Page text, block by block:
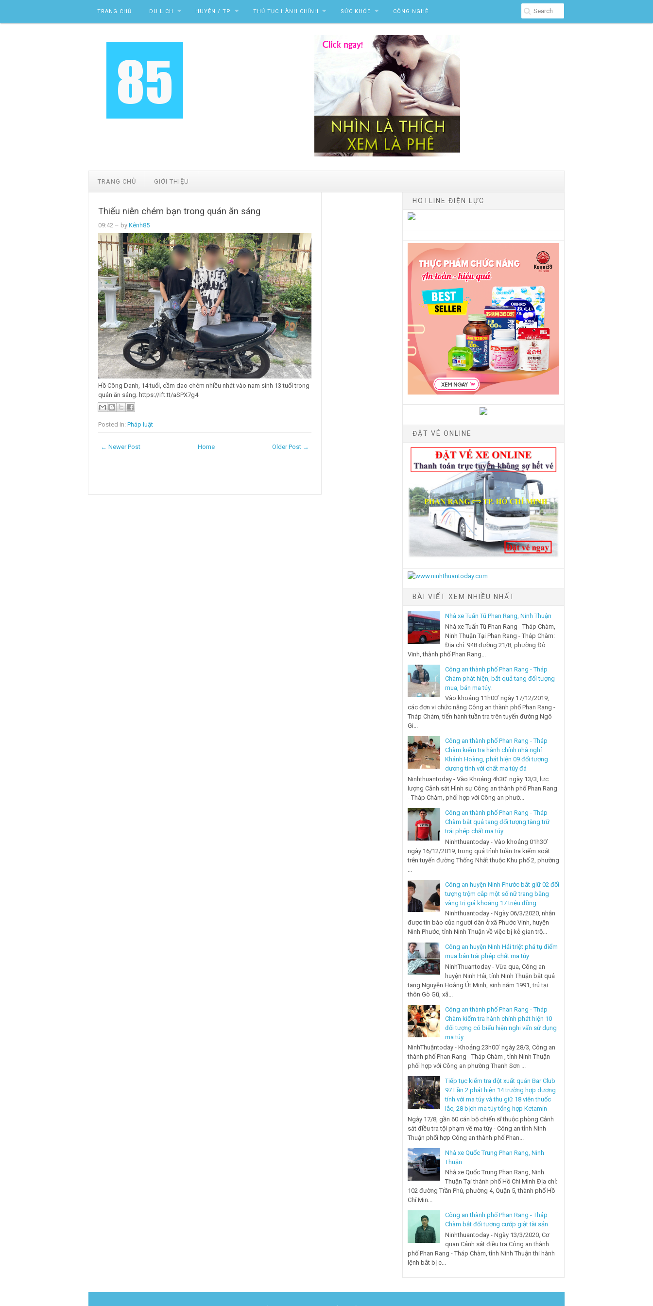
TRANG CHỦ DU LỊCH HUYỆN / TP THỦ TỤC HÀNH CHÍNH SỨC KHỎE CÔNG NGHỆ
TRANG CHỦ GIỚI THIỆU
Thiếu niên chém bạn trong quán ăn sáng
09:42 – by Kênh85
Hồ Công Danh, 14 tuổi, cầm dao chém nhiều nhát vào nam sinh 13 tuổi trong
quán ăn sáng. https://ift.tt/aSPX7g4
Posted in: Pháp luật
← Newer Post Older Post →
Home
HOTLINE ĐIỆN LỰC
ĐẶT VÉ ONLINE
BÀI VIẾT XEM NHIỀU NHẤT
Nhà xe Tuấn Tú Phan Rang, Ninh Thuận
Nhà xe Tuấn Tú Phan Rang - Tháp Chàm,
Ninh Thuận Tại Phan Rang - Tháp Chàm:
Địa chỉ: 948 đường 21/8, phường Đô
Vinh, thành phố Phan Rang...
Công an thành phố Phan Rang - Tháp
Chàm phát hiện, bắt quả tang đối tượng
mua, bán ma túy.
Vào khoảng 11h00’ ngày 17/12/2019,
các đơn vị chức năng Công an thành phố Phan Rang -
Tháp Chàm, tiến hành tuần tra trên tuyến đường Ngô
Gi...
Công an thành phố Phan Rang - Tháp
Chàm kiểm tra hành chính nhà nghỉ
Khánh Hoàng, phát hiện 09 đối tượng
dương tính với chất ma túy đá
Ninhthuantoday - Vào Khoảng 4h30’ ngày 13/3, lực
lượng Cảnh sát Hình sự Công an thành phố Phan Rang
- Tháp Chàm, phối hợp với Công an phườ...
Công an thành phố Phan Rang - Tháp
Chàm bắt quả tang đối tượng tàng trữ
trái phép chất ma túy
Ninhthuantoday - Vào khoảng 01h30’
ngày 16/12/2019, trong quá trình tuần tra kiểm soát
trên tuyến đường Thống Nhất thuộc Khu phố 2, phường
Công an huyện Ninh Phước bắt giữ 02 đối
tượng trộm cắp một số nữ trang bằng
vàng trị giá khoảng 17 triệu đồng
Ninhthuantoday - Ngày 06/3/2020, nhận
được tin báo của người dân ở xã Phước Vinh, huyện
Ninh Phước, tỉnh Ninh Thuận về việc bị kẻ gian trộ...
Công an huyện Ninh Hải triệt phá tụ điểm
mua bán trái phép chất ma túy
NinhThuantoday - Vừa qua, Công an
huyện Ninh Hải, tỉnh Ninh Thuận bắt quả
tang Nguyễn Hoàng Út Minh, sinh năm 1991, trú tại
thôn Gò Gũ, xã...
Công an thành phố Phan Rang - Tháp
Chàm kiểm tra hành chính phát hiện 10
đối tượng có biểu hiện nghi vấn sử dụng
ma túy
NinhThuậntoday - Khoảng 23h00’ ngày 28/3, Công an
thành phố Phan Rang - Tháp Chàm , tỉnh Ninh Thuận
phối hợp với Công an phường Thanh Sơn ...
Tiếp tục kiểm tra đột xuất quán Bar Club
97 Lần 2 phát hiện 14 trường hợp dương
tính với ma túy và thu giữ 18 viên thuốc
lắc, 28 bịch ma túy tổng hợp Ketamin
Ngày 17/8, gần 60 cán bộ chiến sĩ thuộc phòng Cảnh
sát điều tra tội phạm về ma túy - Công an tỉnh Ninh
Thuận phối hợp Công an thành phố Phan...
Nhà xe Quốc Trung Phan Rang, Ninh
Thuận
Nhà xe Quốc Trung Phan Rang, Ninh
Thuận Tại thành phố Hồ Chí Minh Địa chỉ:
102 đường Trần Phú, phường 4, Quận 5, thành phố Hồ
Chí Min...
Công an thành phố Phan Rang - Tháp
Chàm bắt đối tượng cướp giật tài sản
Ninhthuantoday - Ngày 13/3/2020, Cơ
quan Cảnh sát điều tra Công an thành
phố Phan Rang - Tháp Chàm, tỉnh Ninh Thuận thi hành
lệnh bắt bị c...